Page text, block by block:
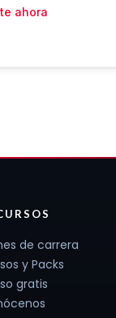
ahora
de carrera
y Packs
gratis